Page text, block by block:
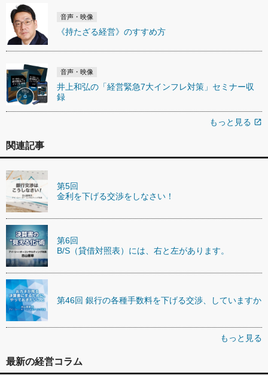
音声・映像
《持たざる経営》のすすめ方
音声・映像
井上和弘の「経営緊急7大インフレ対策」セミナー収
録
もっと見る open_in_new
関連記事
第5回
金利を下げる交渉をしなさい！
第6回
B/S（貸借対照表）には、右と左があります。
第46回 銀行の各種手数料を下げる交渉、していますか
もっと見る
最新の経営コラム